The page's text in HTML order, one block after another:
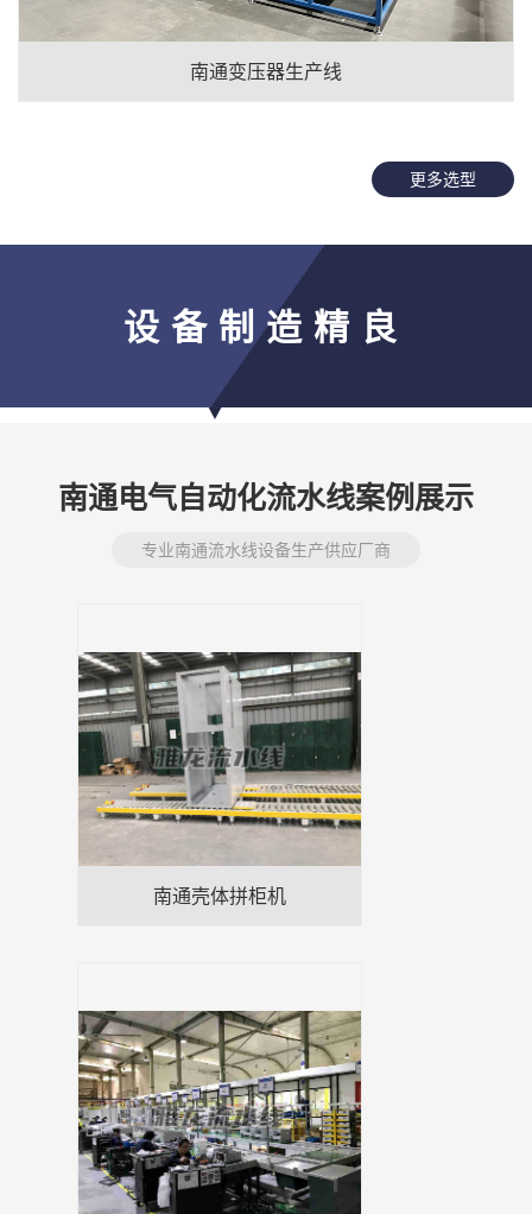
南通变压器生产线
更多选型
设备制造精良
南通电气自动化流水线案例展示
专业南通流水线设备生产供应厂商
南通壳体拼柜机